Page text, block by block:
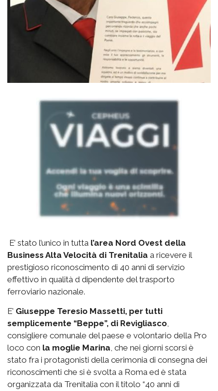
E’ stato l’unico in tutta l’area Nord Ovest della
Business Alta Velocità di Trenitalia a ricevere il
prestigioso riconoscimento di 40 anni di servizio
effettivo in qualità d dipendente del trasporto
ferroviario nazionale.
E’ Giuseppe Teresio Massetti, per tutti
semplicemente “Beppe”, di Revigliasco,
consigliere comunale del paese e volontario della Pro
loco con la moglie Marina, che nei giorni scorsi è
stato fra i protagonisti della cerimonia di consegna dei
riconoscimenti che si è svolta a Roma ed è stata
organizzata da Trenitalia con il titolo “40 anni di